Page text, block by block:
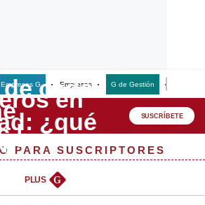
Empresas G Empresas G de Gestión
SUSCRÍBETE
PARA SUSCRIPTORES
PLUS G